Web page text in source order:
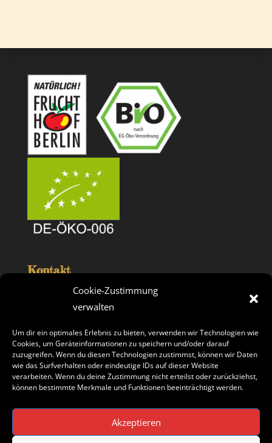
Cookie-Zustimmung
verwalten
Um dir ein optimales Erlebnis zu bieten, verwenden wir Technologien wie
Cookies, um Geräteinformationen zu speichern und/oder darauf
zuzugreifen. Wenn du diesen Technologien zustimmst, können wir Daten
wie das Surfverhalten oder eindeutige IDs auf dieser Website
verarbeiten. Wenn du deine Zustimmung nicht erteilst oder zurückziehst,
können bestimmte Merkmale und Funktionen beeinträchtigt werden.
Akzeptieren
Kontakt
fruit 4 you sd GmbH
Beusselstr. 44 n-q
Fax: 030/39 40 85 45
E-Mail: info@fruit-4-you.de
Social Links